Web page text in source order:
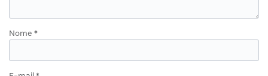
Nome *